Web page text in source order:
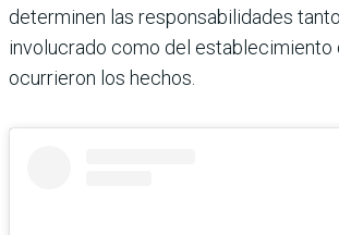
determinen las responsabilidades
involucrado como del establecimiento
ocurrieron los hechos.